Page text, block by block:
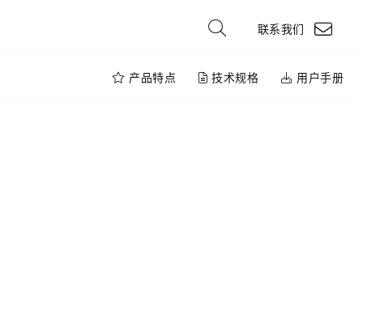
联系我们
产品特点 技术规格 用户手册